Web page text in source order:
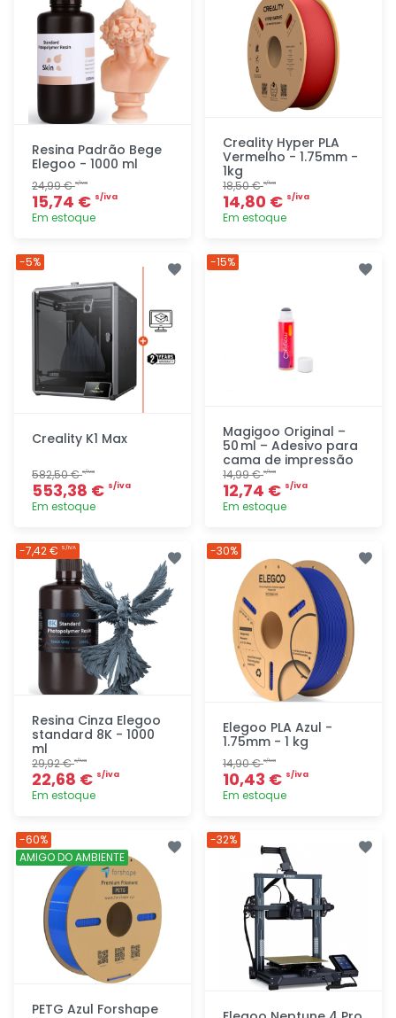
Resina Padrão Bege
Elegoo - 1000 ml
24,99 €s/iva
15,74 € s/iva
Em estoque
Creality Hyper PLA
Vermelho - 1.75mm -
1kg
18,50 €s/iva
14,80 € s/iva
Em estoque
Creality K1 Max
582,50 €s/iva
553,38 € s/iva
Em estoque
rapidamente
-5%
Magigoo Original –
50 ml – Adesivo para
cama de impressão
14,99 €s/iva
12,74 € s/iva
Em estoque
rapidamente
-15%
Resina Cinza Elegoo
standard 8K - 1000
ml
29,92 €s/iva
22,68 € s/iva
Em estoque
rapidamente
-7,42 € S/IVA
Elegoo PLA Azul -
1.75mm - 1 kg
14,90 €s/iva
10,43 € s/iva
Em estoque
rapidamente
-30%
PETG Azul Forshape
-60%
AMIGO DO AMBIENTE
-32%